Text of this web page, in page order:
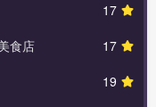
17
17
食店
19